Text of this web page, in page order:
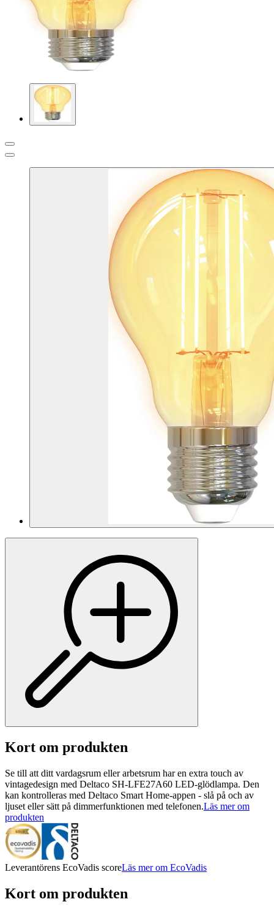
Kort om produkten
Se till att ditt vardagsrum eller arbetsrum har en extra touch av
vintagedesign med Deltaco SH-LFE27A60 LED-glödlampa. Den
kan kontrolleras med Deltaco Smart Home-appen - slå på och av
ljuset eller sätt på dimmerfunktionen med telefonen.Läs mer om
produkten
Leverantörens EcoVadis scoreLäs mer om EcoVadis
Kort om produkten